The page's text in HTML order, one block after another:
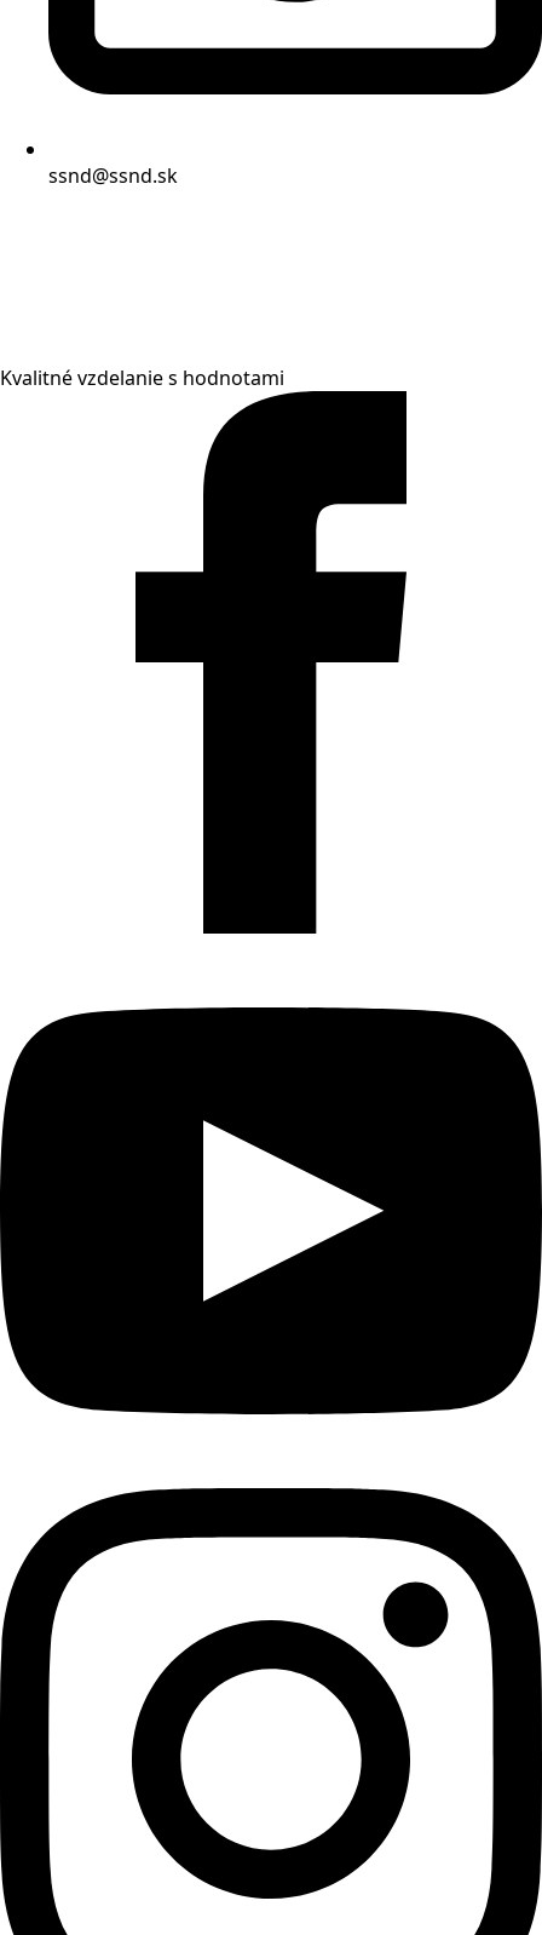
ssnd@ssnd.sk
Kvalitné vzdelanie s hodnotami